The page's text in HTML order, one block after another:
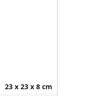
23 x 23 x 8 cm